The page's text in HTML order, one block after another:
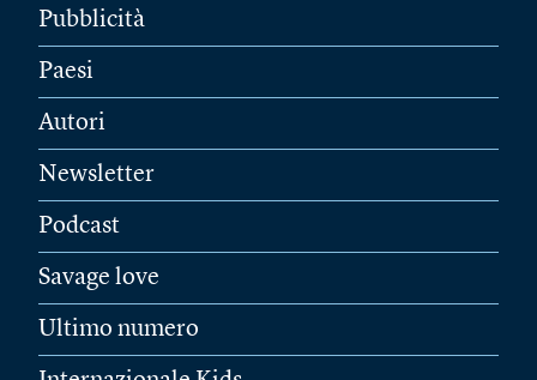
Pubblicità
Paesi
Autori
Newsletter
Podcast
Savage love
Ultimo numero